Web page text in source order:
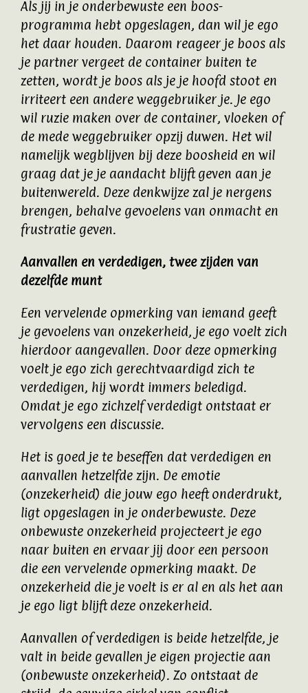
Als jij in je onderbewuste een boos-
programma hebt opgeslagen, dan wil je ego
het daar houden. Daarom reageer je boos als
je partner vergeet de container buiten te
zetten, wordt je boos als je je hoofd stoot en
irriteert een andere weggebruiker je. Je ego
wil ruzie maken over de container, vloeken of
de mede weggebruiker opzij duwen. Het wil
namelijk wegblijven bij deze boosheid en wil
graag dat je je aandacht blijft geven aan je
buitenwereld. Deze denkwijze zal je nergens
brengen, behalve gevoelens van onmacht en
frustratie geven.
Aanvallen en verdedigen, twee zijden van
dezelfde munt
Een vervelende opmerking van iemand geeft
je gevoelens van onzekerheid, je ego voelt zich
hierdoor aangevallen. Door deze opmerking
voelt je ego zich gerechtvaardigd zich te
verdedigen, hij wordt immers beledigd.
Omdat je ego zichzelf verdedigt ontstaat er
vervolgens een discussie.
Het is goed je te beseffen dat verdedigen en
aanvallen hetzelfde zijn. De emotie
(onzekerheid) die jouw ego heeft onderdrukt,
ligt opgeslagen in je onderbewuste. Deze
onbewuste onzekerheid projecteert je ego
naar buiten en ervaar jij door een persoon
die een vervelende opmerking maakt. De
onzekerheid die je voelt is er al en als het aan
je ego ligt blijft deze onzekerheid.
Aanvallen of verdedigen is beide hetzelfde, je
valt in beide gevallen je eigen projectie aan
(onbewuste onzekerheid). Zo ontstaat de